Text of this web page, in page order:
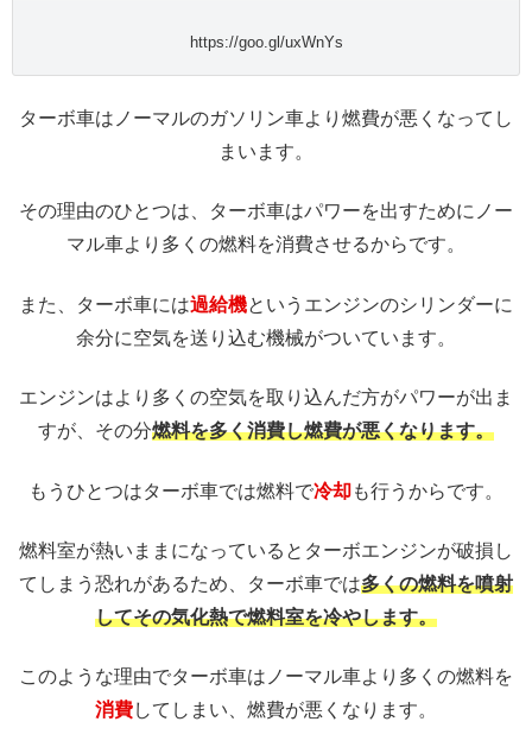
https://goo.gl/uxWnYs
ターボ車はノーマルのガソリン車より燃費が悪くなってし
まいます。
その理由のひとつは、ターボ車はパワーを出すためにノー
マル車より多くの燃料を消費させるからです。
また、ターボ車には過給機というエンジンのシリンダーに
余分に空気を送り込む機械がついています。
エンジンはより多くの空気を取り込んだ方がパワーが出ま
すが、その分燃料を多く消費し燃費が悪くなります。
もうひとつはターボ車では燃料で冷却も行うからです。
燃料室が熱いままになっているとターボエンジンが破損し
てしまう恐れがあるため、ターボ車では多くの燃料を噴射
してその気化熱で燃料室を冷やします。
このような理由でターボ車はノーマル車より多くの燃料を
消費してしまい、燃費が悪くなります。